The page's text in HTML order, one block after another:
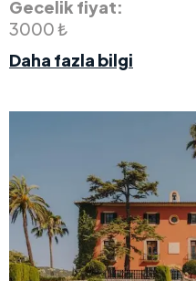
Gecelik fiyat:
3000 ₺
Daha fazla bilgi